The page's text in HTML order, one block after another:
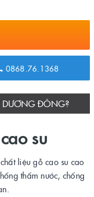
0868.76.1368
DƯƠNG ĐÔNG?
su
liệu gỗ cao su cao
thấm nước, chống